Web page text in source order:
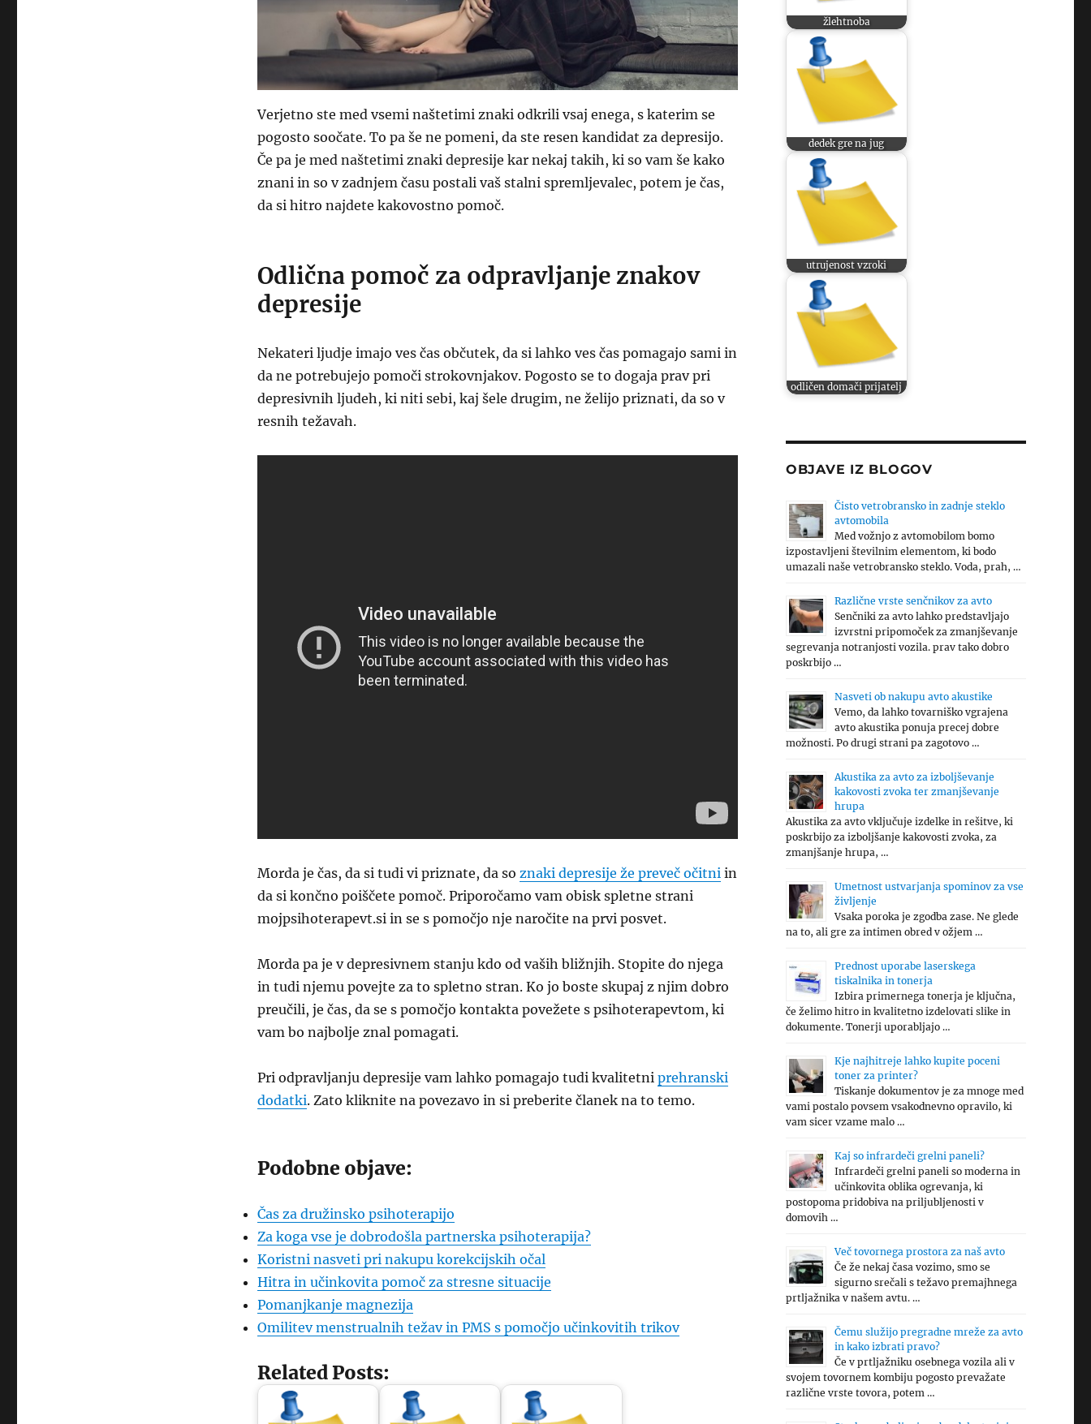
Verjetno ste med vsemi naštetimi znaki odkrili vsaj enega, s katerim se
pogosto soočate. To pa še ne pomeni, da ste resen kandidat za depresijo.
Če pa je med naštetimi znaki depresije kar nekaj takih, ki so vam še kako
znani in so v zadnjem času postali vaš stalni spremljevalec, potem je čas,
da si hitro najdete kakovostno pomoč.
Odlična pomoč za odpravljanje znakov
depresije
Nekateri ljudje imajo ves čas občutek, da si lahko ves čas pomagajo sami in
da ne potrebujejo pomoči strokovnjakov. Pogosto se to dogaja prav pri
depresivnih ljudeh, ki niti sebi, kaj šele drugim, ne želijo priznati, da so v
resnih težavah.
Morda je čas, da si tudi vi priznate, da so znaki depresije že preveč očitni in
da si končno poiščete pomoč. Priporočamo vam obisk spletne strani
mojpsihoterapevt.si in se s pomočjo nje naročite na prvi posvet.
Morda pa je v depresivnem stanju kdo od vaših bližnjih. Stopite do njega
in tudi njemu povejte za to spletno stran. Ko jo boste skupaj z njim dobro
preučili, je čas, da se s pomočjo kontakta povežete s psihoterapevtom, ki
vam bo najbolje znal pomagati.
Pri odpravljanju depresije vam lahko pomagajo tudi kvalitetni prehranski
dodatki. Zato kliknite na povezavo in si preberite članek na to temo.
Podobne objave:
Čas za družinsko psihoterapijo
Za koga vse je dobrodošla partnerska psihoterapija?
Koristni nasveti pri nakupu korekcijskih očal
Hitra in učinkovita pomoč za stresne situacije
Pomanjkanje magnezija
Omilitev menstrualnih težav in PMS s pomočjo učinkovitih trikov
Related Posts:
žlehtnoba
dedek gre na jug
utrujenost vzroki
odličen domači prijatelj
OBJAVE IZ BLOGOV
Čisto vetrobransko in zadnje steklo
avtomobila
Med vožnjo z avtomobilom bomo
izpostavljeni številnim elementom, ki bodo
umazali naše vetrobransko steklo. Voda, prah, …
Različne vrste senčnikov za avto
Senčniki za avto lahko predstavljajo
izvrstni pripomoček za zmanjševanje
segrevanja notranjosti vozila. prav tako dobro
poskrbijo …
Nasveti ob nakupu avto akustike
Vemo, da lahko tovarniško vgrajena
avto akustika ponuja precej dobre
možnosti. Po drugi strani pa zagotovo …
Akustika za avto za izboljševanje
kakovosti zvoka ter zmanjševanje
hrupa
Akustika za avto vključuje izdelke in rešitve, ki
poskrbijo za izboljšanje kakovosti zvoka, za
zmanjšanje hrupa, …
Umetnost ustvarjanja spominov za vse
življenje
Vsaka poroka je zgodba zase. Ne glede
na to, ali gre za intimen obred v ožjem …
Prednost uporabe laserskega
tiskalnika in tonerja
Izbira primernega tonerja je ključna,
če želimo hitro in kvalitetno izdelovati slike in
dokumente. Tonerji uporabljajo …
Kje najhitreje lahko kupite poceni
toner za printer?
Tiskanje dokumentov je za mnoge med
vami postalo povsem vsakodnevno opravilo, ki
vam sicer vzame malo …
Kaj so infrardeči grelni paneli?
Infrardeči grelni paneli so moderna in
učinkovita oblika ogrevanja, ki
postopoma pridobiva na priljubljenosti v
domovih …
Več tovornega prostora za naš avto
Če že nekaj časa vozimo, smo se
sigurno srečali s težavo premajhnega
prtljažnika v našem avtu. …
Čemu služijo pregradne mreže za avto
in kako izbrati pravo?
Če v prtljažniku osebnega vozila ali v
svojem tovornem kombiju pogosto prevažate
različne vrste tovora, potem …